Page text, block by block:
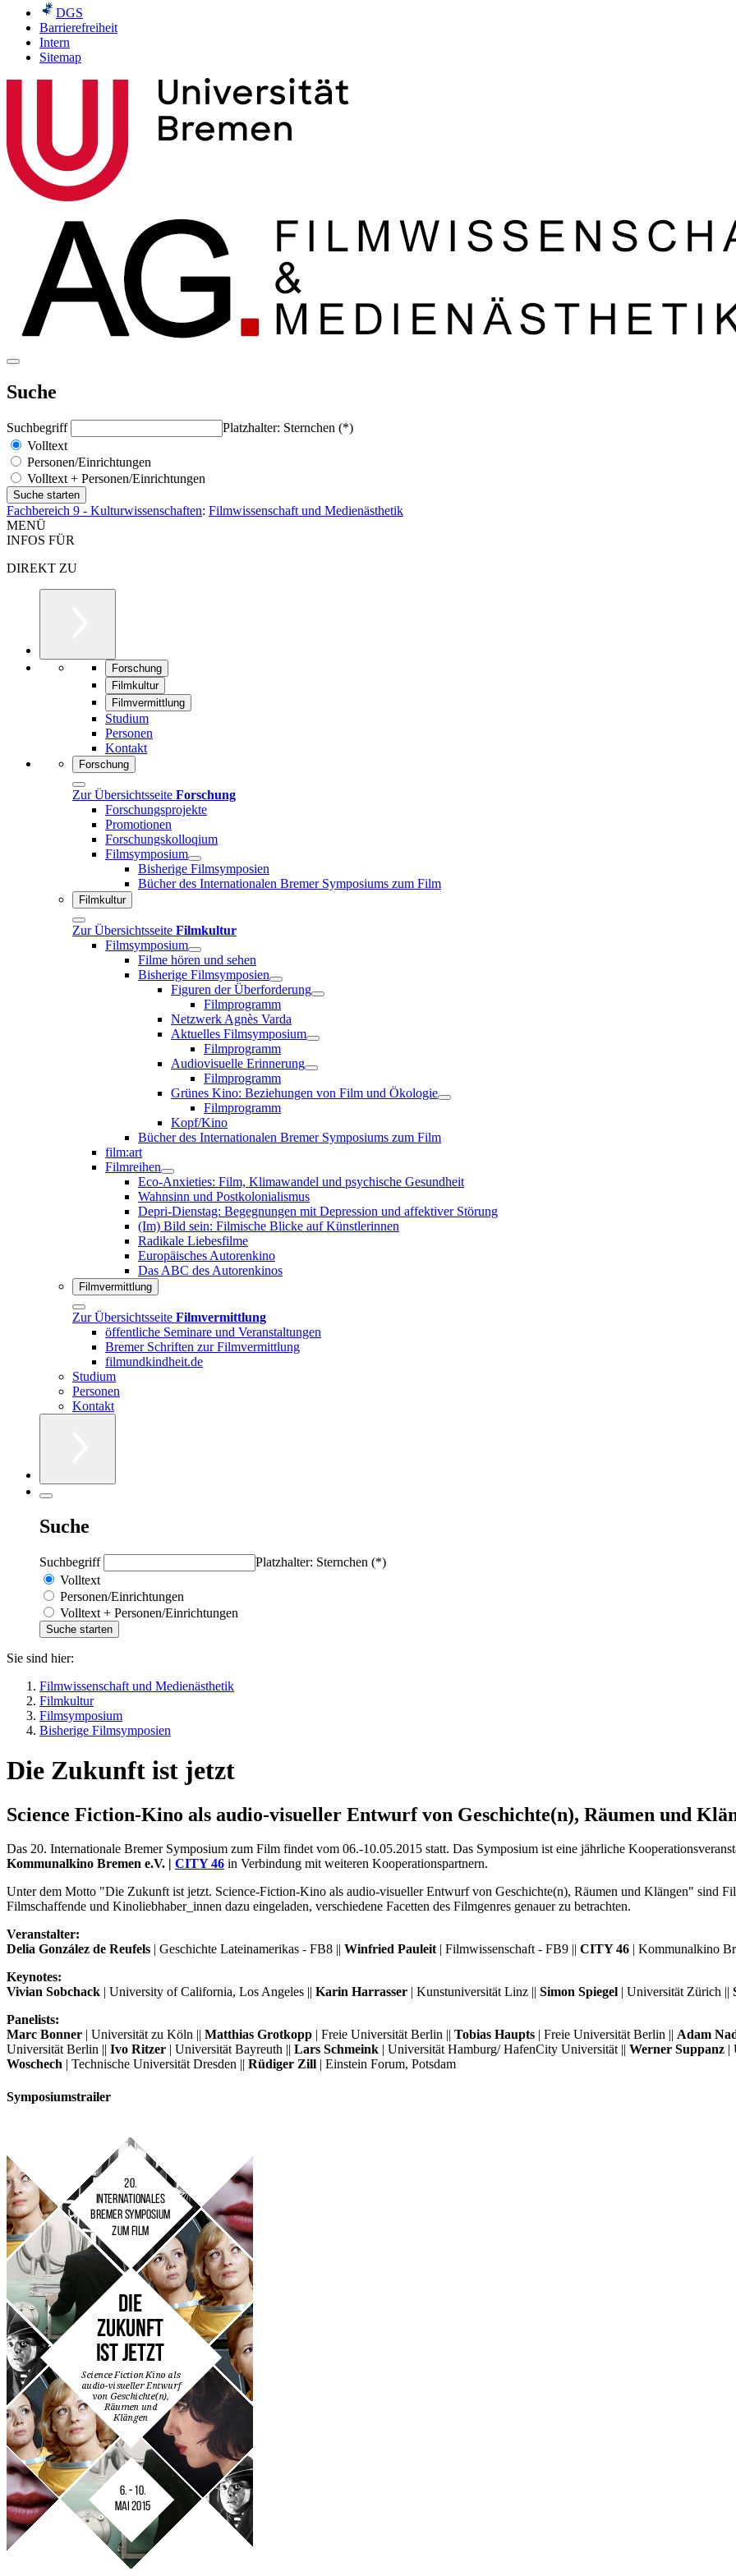
DGS
Barrierefreiheit
Intern
Sitemap
Suche
Suchbegriff
Platzhalter: Sternchen (*)
Volltext
Personen/Einrichtungen
Volltext + Personen/Einrichtungen
Fachbereich 9 - Kulturwissenschaften: Filmwissenschaft und Medienästhetik
MENÜ
INFOS FÜR
DIREKT ZU
Forschung
Filmkultur
Filmvermittlung
Studium
Personen
Kontakt
Forschung
Zur Übersichtsseite Forschung
Forschungsprojekte
Promotionen
Forschungskolloqium
Filmsymposium
Bisherige Filmsymposien
Bücher des Internationalen Bremer Symposiums zum Film
Filmkultur
Zur Übersichtsseite Filmkultur
Filmsymposium
Filme hören und sehen
Bisherige Filmsymposien
Figuren der Überforderung
Filmprogramm
Netzwerk Agnès Varda
Aktuelles Filmsymposium
Filmprogramm
Audiovisuelle Erinnerung
Filmprogramm
Grünes Kino: Beziehungen von Film und Ökologie
Filmprogramm
Kopf/Kino
Bücher des Internationalen Bremer Symposiums zum Film
film:art
Filmreihen
Eco-Anxieties: Film, Klimawandel und psychische Gesundheit
Wahnsinn und Postkolonialismus
Depri-Dienstag: Begegnungen mit Depression und affektiver Störung
(Im) Bild sein: Filmische Blicke auf Künstlerinnen
Radikale Liebesfilme
Europäisches Autorenkino
Das ABC des Autorenkinos
Filmvermittlung
Zur Übersichtsseite Filmvermittlung
öffentliche Seminare und Veranstaltungen
Bremer Schriften zur Filmvermittlung
filmundkindheit.de
Studium
Personen
Kontakt
Suche
Suchbegriff
Platzhalter: Sternchen (*)
Volltext
Personen/Einrichtungen
Volltext + Personen/Einrichtungen
Sie sind hier:
Filmwissenschaft und Medienästhetik
Filmkultur
Filmsymposium
Bisherige Filmsymposien
Die Zukunft ist jetzt
Science Fiction-Kino als audio-visueller Entwurf von Geschichte(n), Räumen und
Das 20. Internationale Bremer Symposium zum Film findet vom 06.-10.05.2015 statt. Das Symposium ist eine jährliche
Kommunalkino Bremen e.V. | CITY 46 in Verbindung mit weiteren Kooperationspartnern.
Unter dem Motto "Die Zukunft ist jetzt. Science-Fiction-Kino als audio-visueller Entwurf von Geschichte(n), Räumen und Klängen" sind
Filmschaffende und Kinoliebhaber_innen dazu eingeladen, verschiedene Facetten des Filmgenres genauer zu betrachten.
Veranstalter:
Delia González de Reufels | Geschichte Lateinamerikas - FB8 || Winfried Pauleit| Filmwissenschaft - FB9 || CITY 46 | Kommunalkino
Keynotes:
Vivian Sobchack | University of California, Los Angeles || Karin Harrasser | Kunstuniversität Linz || Simon Spiegel | Universität Zürich ||
Panelists:
Marc Bonner | Universität zu Köln || Matthias Grotkopp | Freie Universität Berlin || Tobias Haupts | Freie Universität Berlin || Adam
Universität Berlin || Ivo Ritzer | Universität Bayreuth || Lars Schmeink | Universität Hamburg/ HafenCity Universität || Werner Suppanz |
Woschech | Technische Universität Dresden || Rüdiger Zill | Einstein Forum, Potsdam
Symposiumstrailer